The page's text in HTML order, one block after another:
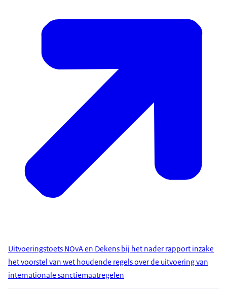
Uitvoeringstoets NOvA en Dekens bij het nader rapport inzake
het voorstel van wet houdende regels over de uitvoering van
internationale sanctiemaatregelen